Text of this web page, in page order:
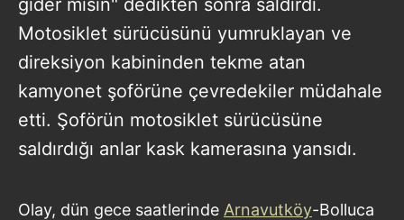
Motosiklet sürücüsünü yumruklayan ve
direksiyon kabininden tekme atan
kamyonet şoförüne çevredekiler müdahale
etti. Şoförün motosiklet sürücüsüne
saldırdığı anlar kask kamerasına yansıdı.
Olay, dün gece saatlerinde Arnavutköy-Bolluca